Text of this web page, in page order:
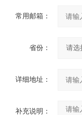
常用邮箱：
省份：
详细地址：
补充说明：